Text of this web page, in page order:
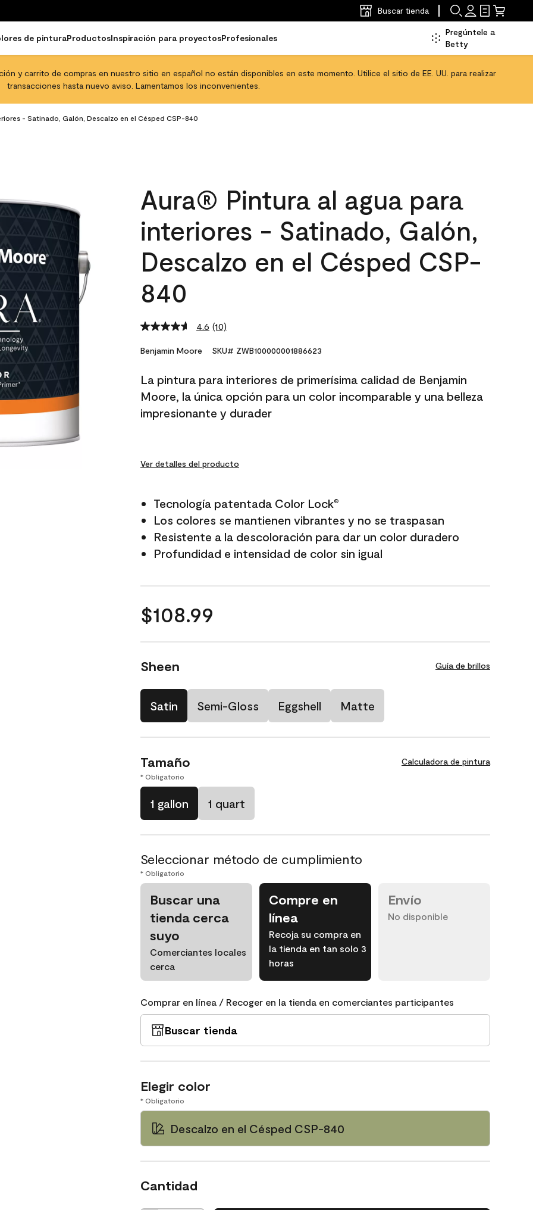
Buscar tienda
de pinturaProductosInspiración para proyectosProfesionales
Pregúntele a
Betty
y carrito de compras en nuestro sitio en español no están disponibles en este momento. Utilice el sitio de EE. UU. para realizar
transacciones hasta nuevo aviso. Lamentamos los inconvenientes.
- Satinado, Galón, Descalzo en el Césped CSP-840
Aura® Pintura al agua para
interiores - Satinado, Galón,
Descalzo en el Césped CSP-
840
4.6 Read
Reviews.
link.
(10)
Benjamin Moore SKU# ZWB100000001886623
La pintura para interiores de primerísima calidad de Benjamin
Moore, la única opción para un color incomparable y una belleza
impresionante y durader
Ver detalles del producto
Tecnología patentada Color Lock®
Los colores se mantienen vibrantes y no se traspasan
Resistente a la descoloración para dar un color duradero
Profundidad e intensidad de color sin igual
$108.99
Sheen Guía de brillos
Satin Semi-Gloss Eggshell Matte
Tamaño Calculadora de pintura
* Obligatorio
1 gallon 1 quart
Seleccionar método de cumplimiento
* Obligatorio
Buscar una
tienda cerca
suyo
Comerciantes locales
cerca
Compre en
línea
Recoja su compra en
la tienda en tan solo 3
horas
Envío
No disponible
Comprar en línea / Recoger en la tienda en comerciantes participantes
Buscar tienda
Elegir color
* Obligatorio
Descalzo en el Césped CSP-840
Cantidad